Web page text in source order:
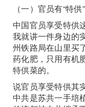
（一）官员有“特供”
中国官员享受特供
我就讲一件身边的
州铁路局在山里买
药化肥，只用有机
特供菜的。
说官员享受特供其
中共是苏共一手培